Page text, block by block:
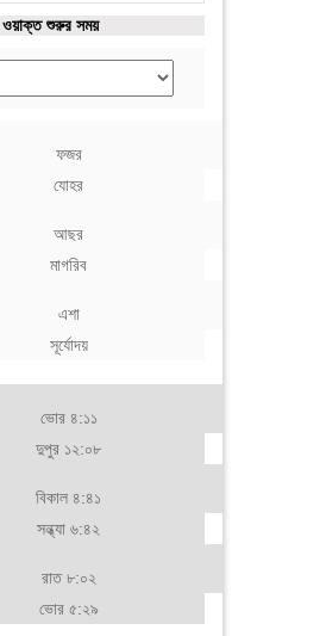
শুরুর সময়
ফজর
যোহর
আছর
মাগরিব
এশা
সূর্যোদয়
ভোর ৪:১১
দুপুর ১২:০৮
বিকাল ৪:৪১
সন্ধ্যা ৬:৪২
রাত ৮:০২
ভোর ৫:২৯